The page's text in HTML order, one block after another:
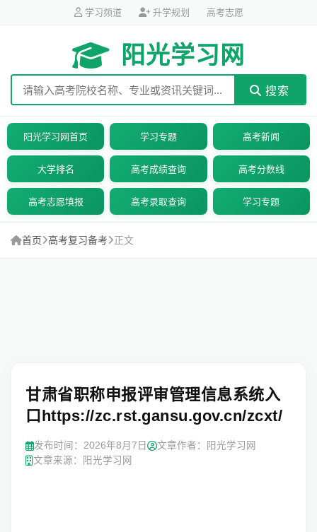
学习频道 升学规划 高考志愿
阳光学习网
搜索
阳光学习网首页 学习专题 高考新闻
大学排名 高考成绩查询 高考分数线
高考志愿填报 高考录取查询 学习专题
首页 高考复习备考 正文
甘肃省职称申报评审管理信息系统入
口https://zc.rst.gansu.gov.cn/zcxt/
发布时间： 2026年8月7日
文章作者：阳光学习网
文章来源：阳光学习网